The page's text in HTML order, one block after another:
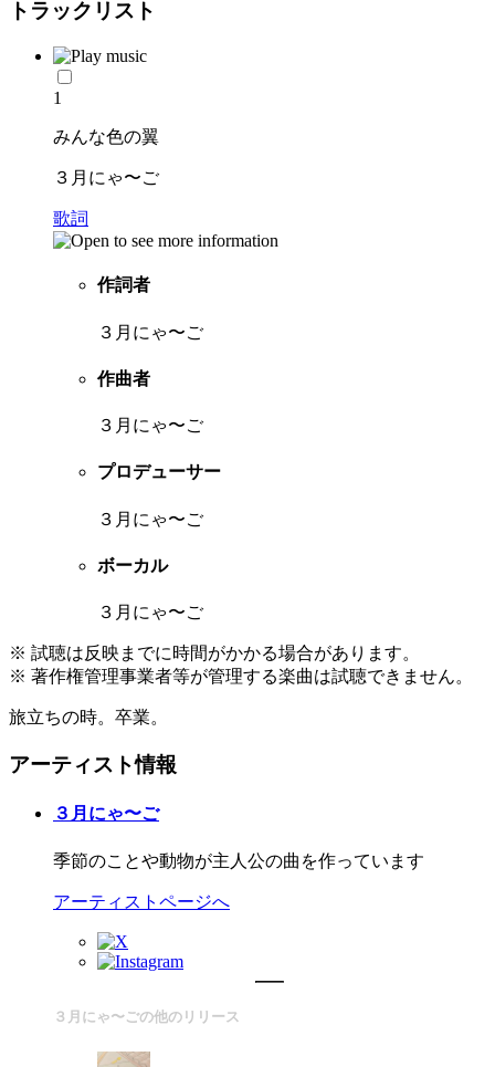
トラックリスト
1
みんな色の翼
３月にゃ〜ご
歌詞
作詞者
３月にゃ〜ご
作曲者
３月にゃ〜ご
プロデューサー
３月にゃ〜ご
ボーカル
３月にゃ〜ご
※ 試聴は反映までに時間がかかる場合があります。
※ 著作権管理事業者等が管理する楽曲は試聴できません。
旅立ちの時。卒業。
アーティスト情報
３月にゃ〜ご
季節のことや動物が主人公の曲を作っています
アーティストページへ
３月にゃ〜ごの他のリリース